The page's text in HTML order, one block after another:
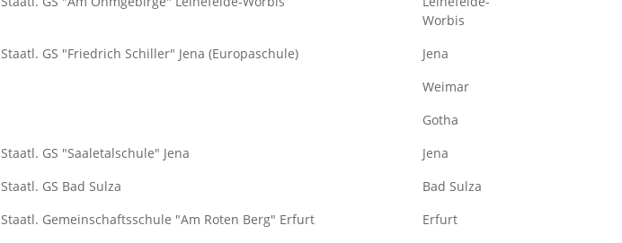
Worbis
Staatl. GS "Friedrich Schiller" Jena (Europaschule)
Jena
Weimar
Gotha
Staatl. GS "Saaletalschule" Jena
Jena
Staatl. GS Bad Sulza
Bad Sulza
Staatl. Gemeinschaftsschule "Am Roten Berg" Erfurt
Erfurt